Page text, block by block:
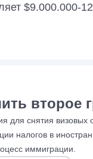
$9.000.000-
второе
снятия визовых
налогов в
иммиграции.